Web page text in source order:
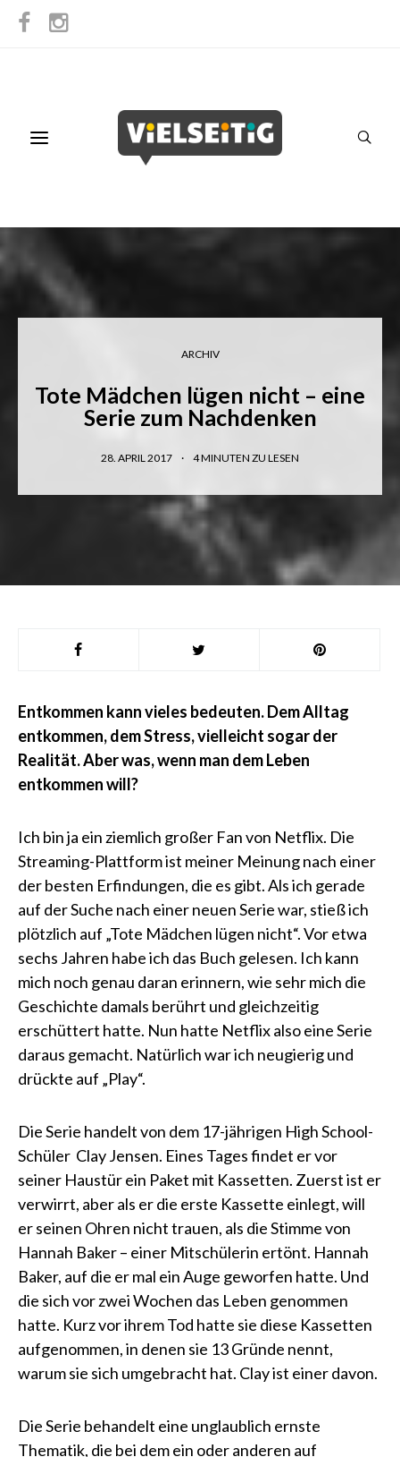
ARCHIV
Tote Mädchen lügen nicht – eine
Serie zum Nachdenken
28. APRIL 2017 4MINUTEN ZU LESEN
Entkommen kann vieles bedeuten. Dem Alltag
entkommen, dem Stress, vielleicht sogar der
Realität. Aber was, wenn man dem Leben
entkommen will?
Ich bin ja ein ziemlich großer Fan von Netflix. Die
Streaming-Plattform ist meiner Meinung nach einer
der besten Erfindungen, die es gibt. Als ich gerade
auf der Suche nach einer neuen Serie war, stieß ich
plötzlich auf „Tote Mädchen lügen nicht“. Vor etwa
sechs Jahren habe ich das Buch gelesen. Ich kann
mich noch genau daran erinnern, wie sehr mich die
Geschichte damals berührt und gleichzeitig
erschüttert hatte. Nun hatte Netflix also eine Serie
daraus gemacht. Natürlich war ich neugierig und
drückte auf „Play“.
Die Serie handelt von dem 17-jährigen High School-
Schüler Clay Jensen. Eines Tages findet er vor
seiner Haustür ein Paket mit Kassetten. Zuerst ist er
verwirrt, aber als er die erste Kassette einlegt, will
er seinen Ohren nicht trauen, als die Stimme von
Hannah Baker – einer Mitschülerin ertönt. Hannah
Baker, auf die er mal ein Auge geworfen hatte. Und
die sich vor zwei Wochen das Leben genommen
hatte. Kurz vor ihrem Tod hatte sie diese Kassetten
aufgenommen, in denen sie 13 Gründe nennt,
warum sie sich umgebracht hat. Clay ist einer davon.
Die Serie behandelt eine unglaublich ernste
Thematik, die bei dem ein oder anderen auf